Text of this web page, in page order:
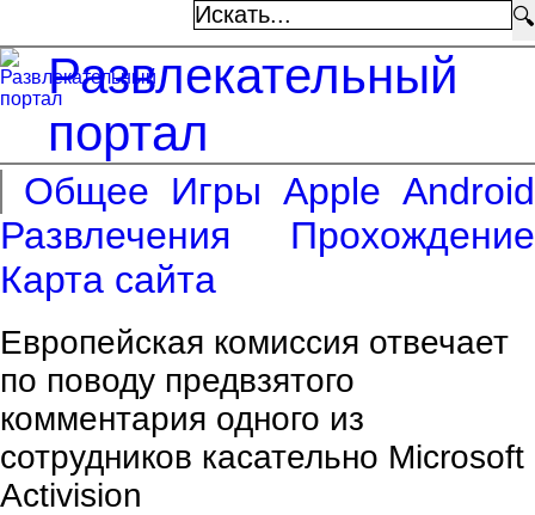
🔍
Развлекательный
портал
Общее Игры Apple Android
Развлечения
Прохождение
Карта сайта
Европейская комиссия отвечает
по поводу предвзятого
комментария одного из
сотрудников касательно Microsoft
Activision